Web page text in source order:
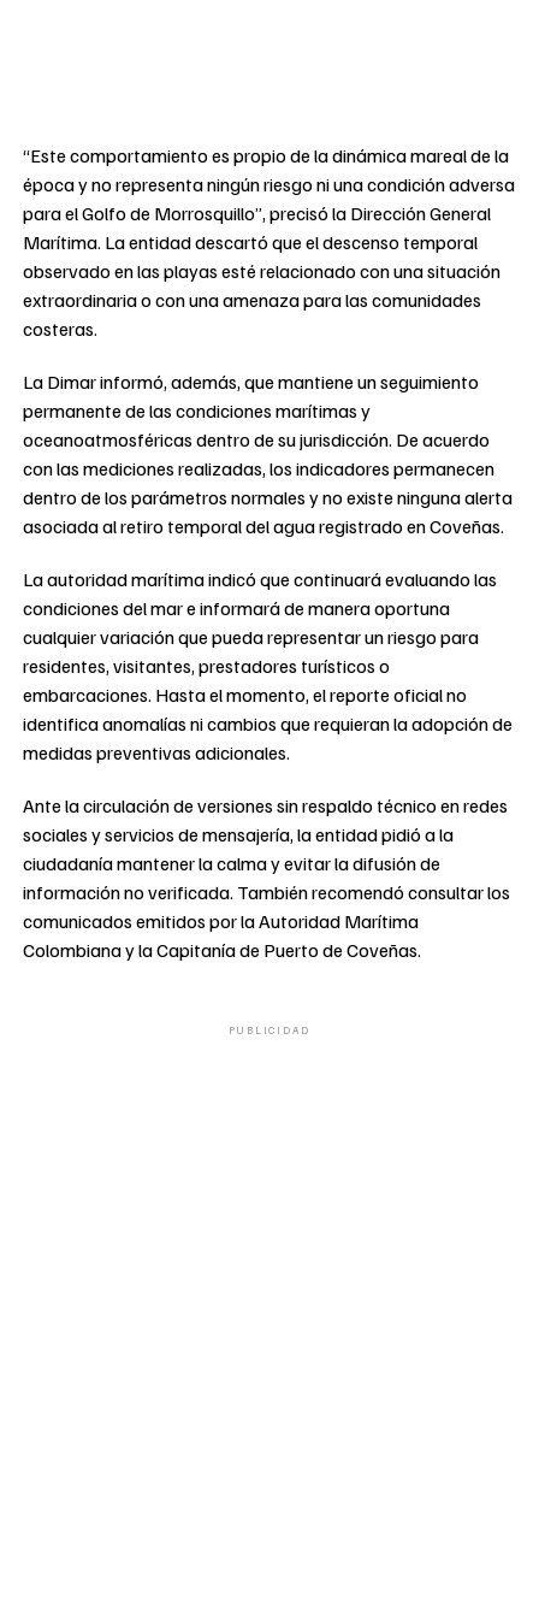
“Este comportamiento es propio de la dinámica mareal de la
época y no representa ningún riesgo ni una condición adversa
para el Golfo de Morrosquillo”, precisó la Dirección General
Marítima. La entidad descartó que el descenso temporal
observado en las playas esté relacionado con una situación
extraordinaria o con una amenaza para las comunidades
costeras.
La Dimar informó, además, que mantiene un seguimiento
permanente de las condiciones marítimas y
oceanoatmosféricas dentro de su jurisdicción. De acuerdo
con las mediciones realizadas, los indicadores permanecen
dentro de los parámetros normales y no existe ninguna alerta
asociada al retiro temporal del agua registrado en Coveñas.
La autoridad marítima indicó que continuará evaluando las
condiciones del mar e informará de manera oportuna
cualquier variación que pueda representar un riesgo para
residentes, visitantes, prestadores turísticos o
embarcaciones. Hasta el momento, el reporte oficial no
identifica anomalías ni cambios que requieran la adopción de
medidas preventivas adicionales.
Ante la circulación de versiones sin respaldo técnico en redes
sociales y servicios de mensajería, la entidad pidió a la
ciudadanía mantener la calma y evitar la difusión de
información no verificada. También recomendó consultar los
comunicados emitidos por la Autoridad Marítima
Colombiana y la Capitanía de Puerto de Coveñas.
PUBLICIDAD